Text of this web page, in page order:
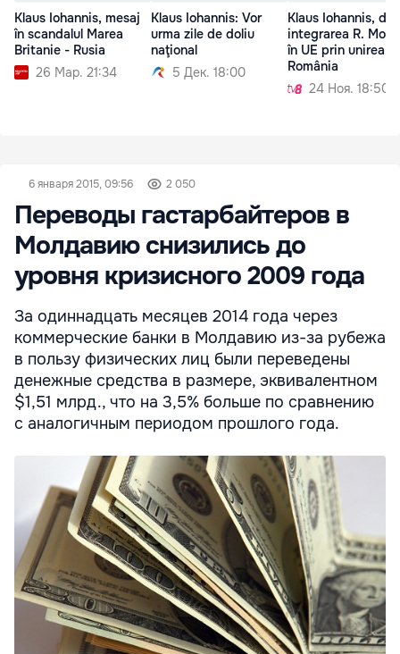
Klaus Iohannis, mesaj
în scandalul Marea
Britanie - Rusia
26 Мар. 21:34
Klaus Iohannis: Vor
urma zile de doliu
naţional
5 Дек. 18:00
Klaus Iohannis,
integrarea R.
în UE prin unirea
România
24 Ноя. 18:50
6 января 2015, 09:56 2 050
Переводы гастарбайтеров в
Молдавию снизились до
уровня кризисного 2009 года
За одиннадцать месяцев 2014 года через
коммерческие банки в Молдавию из-за рубежа
в пользу физических лиц были переведены
денежные средства в размере, эквивалентном
$1,51 млрд., что на 3,5% больше по сравнению
с аналогичным периодом прошлого года.